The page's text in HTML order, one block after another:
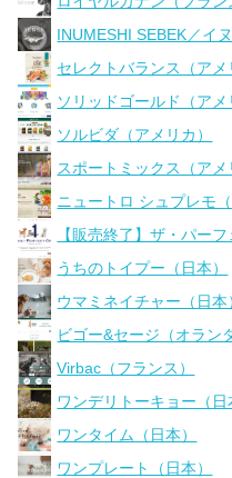
INUMESHI SEBEK／イ
セレクトバランス（アメ
ソリッドゴールド（アメ
ソルビダ（アメリカ）
スポートミックス（アメ
ニュートロ シュプレモ（
【販売終了】ザ・パー
うちのトイプー（日本）
ウマミネイチャー（日本
ビゴー&セージ（オラン
Virbac（フランス）
ワンデリトーキョー（日
ワンタイム（日本）
ワンプレート（日本）